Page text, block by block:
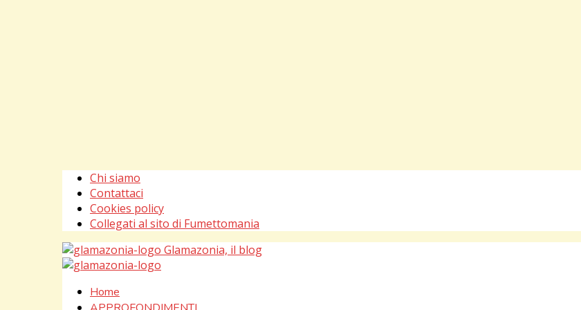
Chi siamo
Contattaci
Cookies policy
Collegati al sito di Fumettomania
Glamazonia, il blog
Home